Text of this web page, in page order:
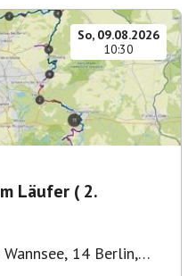
So, 09.08.2026
10:30
Läufer ( 2.
14 Berlin,